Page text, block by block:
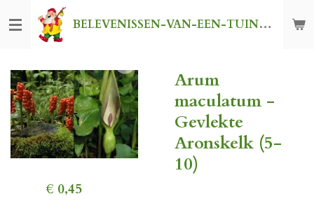
direct
hoofdinhoud
BELEVENISSEN-VAN-EEN-TUINKABOUTER
Arum
maculatum -
Gevlekte
Aronskelk (5-
10)
€ 0,45